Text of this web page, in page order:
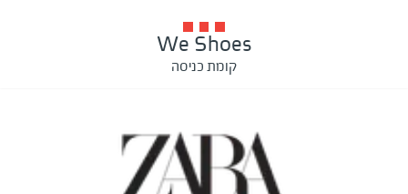
We Shoes
קומת כניסה